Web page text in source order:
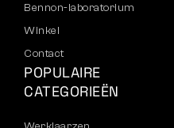
Bennon-laboratorium
Winkel
Contact
POPULAIRE
CATEGORIEËN